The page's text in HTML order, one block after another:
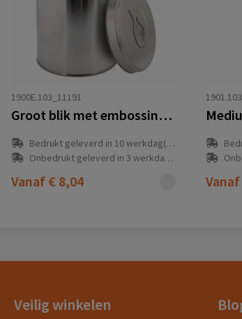
1900E.103_11191
Groot blik met embossing en gevuld met snoep
Bedrukt geleverd in 10 werkdag(en)
Onbedrukt geleverd in 3 werkdag(en)
Vanaf € 8,04 Vanaf
Veilig winkelen